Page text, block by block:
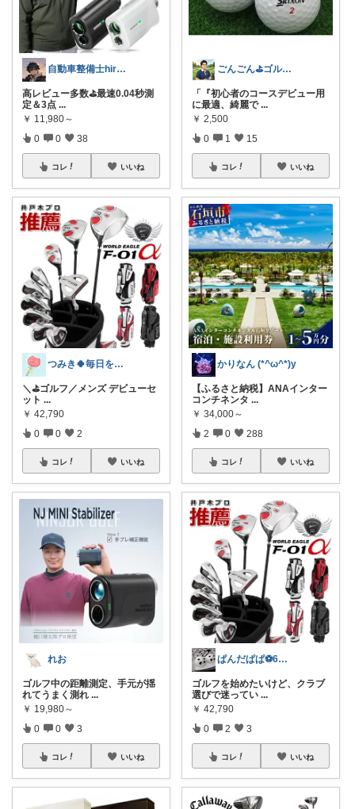
自動車整備士hiro-パパの部屋
高レビュー多数⛳️最速0.04秒測
定＆3点 ...
￥ 11,980～
0 0 38
コレ いいね
つみき🍀毎日をご機嫌にする♡
＼⛳ゴルフ／メンズ デビューセ
ット ...
￥ 42,790
0 0 2
コレ いいね
れお
ゴルフ中の距離測定、手元が揺
れてうまく測れ ...
￥ 19,980～
0 0 3
コレ いいね
ごんごん⛳ゴルフ用品レビュー
「『初心者のコースデビュー用
に最適、綺麗で ...
￥ 2,500
0 1 15
コレ いいね
かりなん (*^ω^*)y
【ふるさと納税】ANAインター
コンチネンタ ...
￥ 34,000～
2 0 288
コレ いいね
ぱんだぱぱ⚽️6日有難うございます
ゴルフを始めたいけど、クラブ
選びで迷ってい ...
￥ 42,790
0 2 3
コレ いいね